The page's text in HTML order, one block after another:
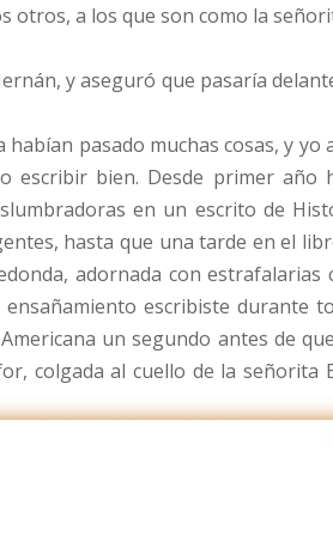
otros, a los que son como la
y aseguró que pasaría
habían pasado muchas cosas, y
escribir bien. Desde primer
en un escrito de
hasta que una tarde en el
adornada con
escribiste durante
un segundo antes de
colgada al cuello de la